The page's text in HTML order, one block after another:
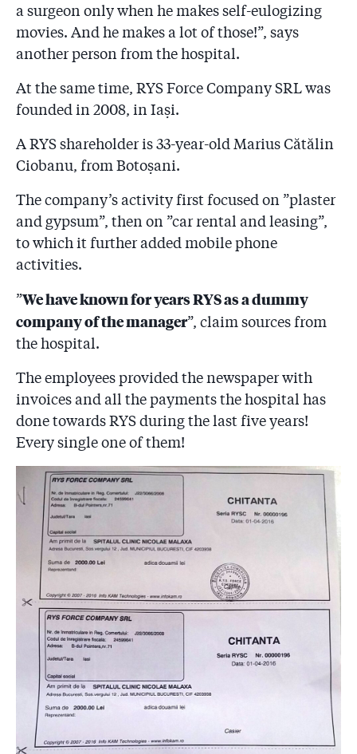
a surgeon only when he makes self-eulogizing
movies. And he makes a lot of those!”, says
another person from the hospital.
At the same time, RYS Force Company SRL was
founded in 2008, in Iași.
A RYS shareholder is 33-year-old Marius Cătălin
Ciobanu, from Botoșani.
The company’s activity first focused on ”plaster
and gypsum”, then on ”car rental and leasing”,
to which it further added mobile phone
activities.
”We have known for years RYS as a dummy
company of the manager”, claim sources from
the hospital.
The employees provided the newspaper with
invoices and all the payments the hospital has
done towards RYS during the last five years!
Every single one of them!